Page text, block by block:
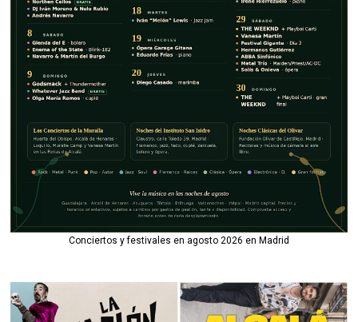
Conciertos y festivales en agosto 2026 en Madrid